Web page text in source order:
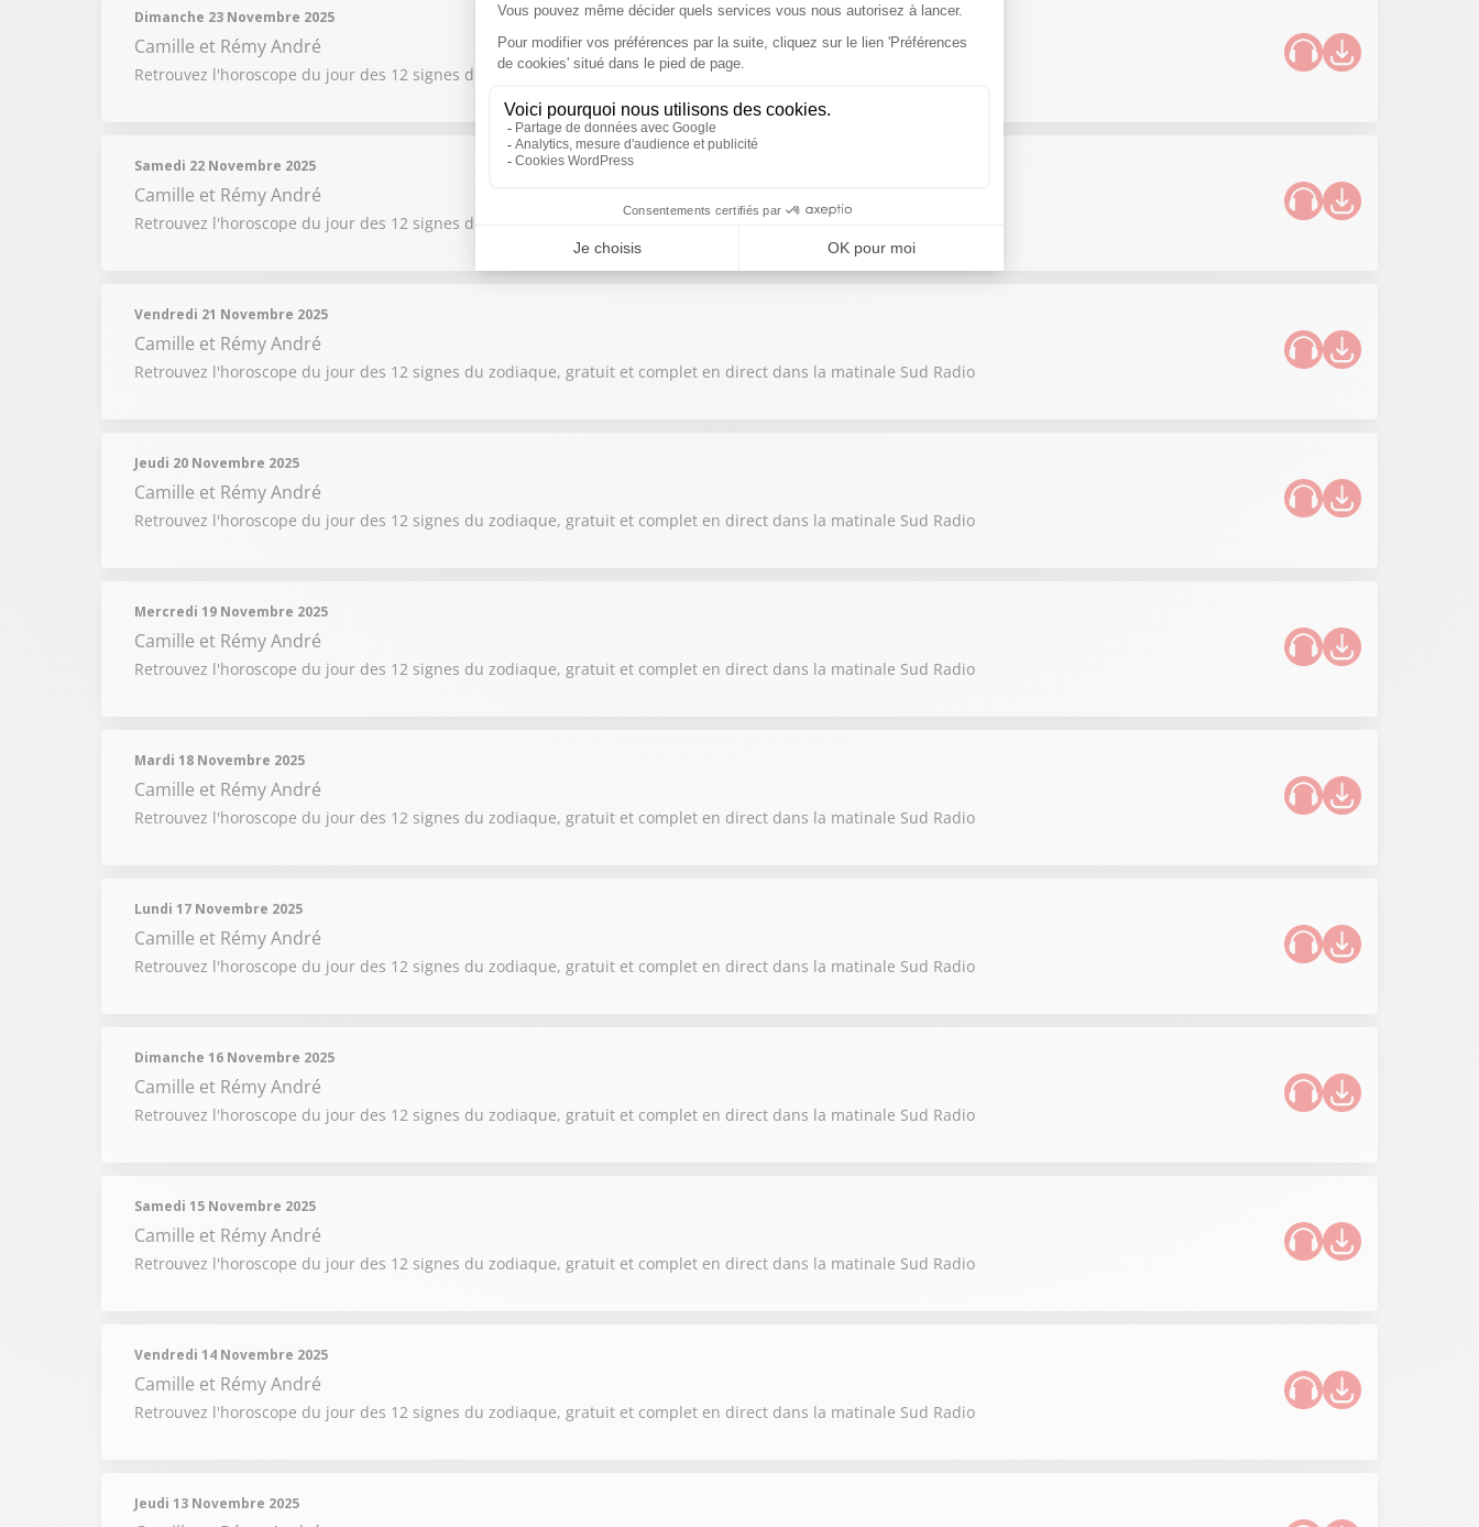
Dimanche 23 Novembre 2025
Camille et Rémy André
Retrouvez l'horoscope du jour des 12 signes du zodiaque, gratuit et complet en direct dans la matinale Sud Radio
Samedi 22 Novembre 2025
Camille et Rémy André
Retrouvez l'horoscope du jour des 12 signes du zodiaque, gratuit et complet en direct dans la matinale Sud Radio
Vendredi 21 Novembre 2025
Camille et Rémy André
Retrouvez l'horoscope du jour des 12 signes du zodiaque, gratuit et complet en direct dans la matinale Sud Radio
Jeudi 20 Novembre 2025
Camille et Rémy André
Retrouvez l'horoscope du jour des 12 signes du zodiaque, gratuit et complet en direct dans la matinale Sud Radio
Mercredi 19 Novembre 2025
Camille et Rémy André
Retrouvez l'horoscope du jour des 12 signes du zodiaque, gratuit et complet en direct dans la matinale Sud Radio
Mardi 18 Novembre 2025
Camille et Rémy André
Retrouvez l'horoscope du jour des 12 signes du zodiaque, gratuit et complet en direct dans la matinale Sud Radio
Lundi 17 Novembre 2025
Camille et Rémy André
Retrouvez l'horoscope du jour des 12 signes du zodiaque, gratuit et complet en direct dans la matinale Sud Radio
Dimanche 16 Novembre 2025
Camille et Rémy André
Retrouvez l'horoscope du jour des 12 signes du zodiaque, gratuit et complet en direct dans la matinale Sud Radio
Samedi 15 Novembre 2025
Camille et Rémy André
Retrouvez l'horoscope du jour des 12 signes du zodiaque, gratuit et complet en direct dans la matinale Sud Radio
Vendredi 14 Novembre 2025
Camille et Rémy André
Retrouvez l'horoscope du jour des 12 signes du zodiaque, gratuit et complet en direct dans la matinale Sud Radio
Jeudi 13 Novembre 2025